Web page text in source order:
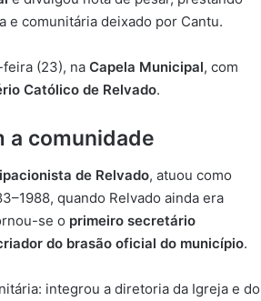
e comunitária deixado por Cantu.
feira (23), naCapela Municipal, com
Católico de Relvado.
a comunidade
de Relvado, atuou como
quando Relvado ainda era
se o primeiro secretário
do brasão oficial do município.
integrou a diretoria da Igreja e do